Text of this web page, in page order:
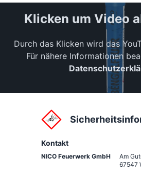
Klicken um Video
Durch das Klicken wird das
Für nähere Informationen
Kontakt
NICO Feuerwerk GmbH Am
67547